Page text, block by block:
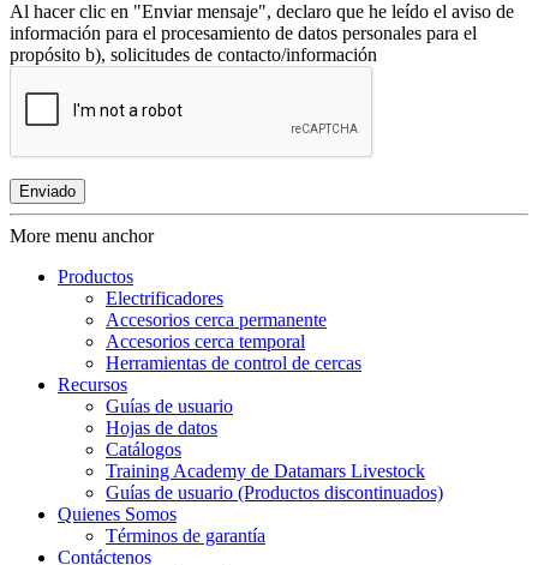
Al hacer clic en "Enviar mensaje", declaro que he leído el aviso de
información para el procesamiento de datos personales para el
propósito b), solicitudes de contacto/información
More menu anchor
Productos
Electrificadores
Accesorios cerca permanente
Accesorios cerca temporal
Herramientas de control de cercas
Recursos
Guías de usuario
Hojas de datos
Catálogos
Training Academy de Datamars Livestock
Guías de usuario (Productos discontinuados)
Quienes Somos
Términos de garantía
Contáctenos